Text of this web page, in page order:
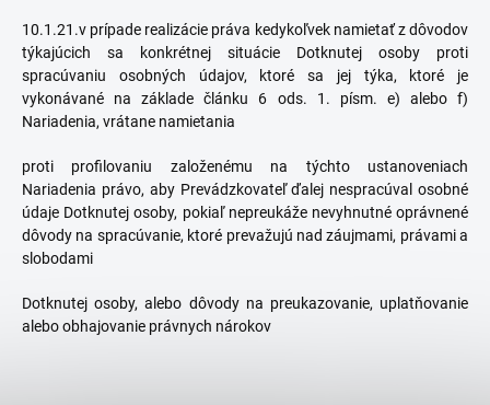
10.1.21.v prípade realizácie práva kedykoľvek namietať z dôvodov
týkajúcich sa konkrétnej situácie Dotknutej osoby proti
spracúvaniu osobných údajov, ktoré sa jej týka, ktoré je
vykonávané na základe článku 6 ods. 1. písm. e) alebo f)
Nariadenia, vrátane namietania
proti profilovaniu založenému na týchto ustanoveniach
Nariadenia právo, aby Prevádzkovateľ ďalej nespracúval osobné
údaje Dotknutej osoby, pokiaľ nepreukáže nevyhnutné oprávnené
dôvody na spracúvanie, ktoré prevažujú nad záujmami, právami a
slobodami
Dotknutej osoby, alebo dôvody na preukazovanie, uplatňovanie
alebo obhajovanie právnych nárokov